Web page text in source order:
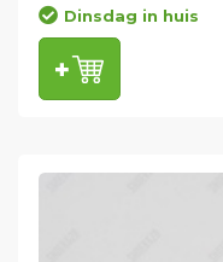
Dinsdag in huis